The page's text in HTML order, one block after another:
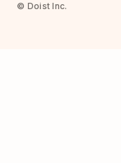
© Doist Inc.